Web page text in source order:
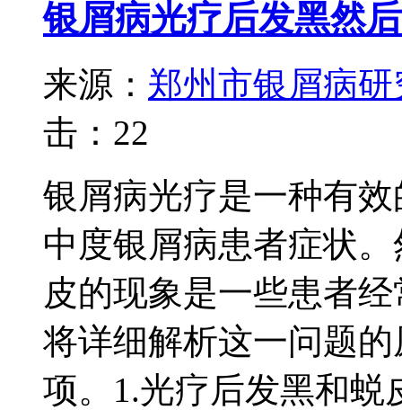
银屑病光疗后发黑然
来源： 郑州市银屑病研
击： 22
银屑病光疗是一种有
中度银屑病患者症状
皮的现象是一些患者
将详细解析这一问题
项。1.光疗后发黑和蜕